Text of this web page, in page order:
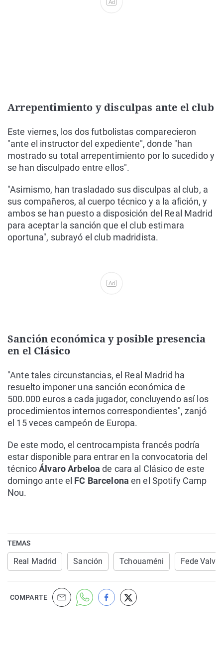
Ad
Arrepentimiento y disculpas ante el club
Este viernes, los dos futbolistas comparecieron
"ante el instructor del expediente", donde "han
mostrado su total arrepentimiento por lo sucedido y
se han disculpado entre ellos".
"Asimismo, han trasladado sus disculpas al club, a
sus compañeros, al cuerpo técnico y a la afición, y
ambos se han puesto a disposición del Real Madrid
para aceptar la sanción que el club estimara
oportuna", subrayó el club madridista.
Ad
Sanción económica y posible presencia
en el Clásico
"Ante tales circunstancias, el Real Madrid ha
resuelto imponer una sanción económica de
500.000 euros a cada jugador, concluyendo así los
procedimientos internos correspondientes", zanjó
el 15 veces campeón de Europa.
De este modo, el centrocampista francés podría
estar disponible para entrar en la convocatoria del
técnicoÁlvaro Arbeloa de cara al Clásico de este
domingo ante el FC Barcelona en el Spotify Camp
Nou.
TEMAS
Real Madrid Sanción Tchouaméni Fede
COMPARTE